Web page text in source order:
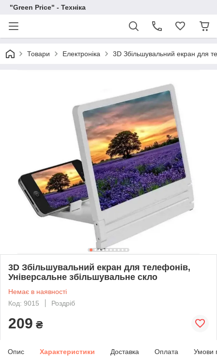
"Green Price" - Техніка
Товари Електроніка 3D Збільшувальний екран для
3D Збільшувальний екран для телефонів,
Універсальне збільшувальне скло
Немає в наявності
Код: 9015
Роздріб
209 ₴
Опис Характеристики Доставка Оплата Умови